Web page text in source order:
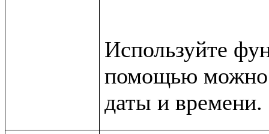
Используйте
помощью можно